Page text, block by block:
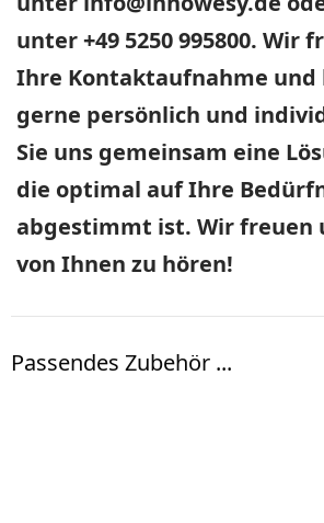
unter +49 5250 995800. Wir
Ihre Kontaktaufnahme und
gerne persönlich und
Sie uns gemeinsam eine
die optimal auf Ihre
abgestimmt ist. Wir freuen
von Ihnen zu hören!
Passendes Zubehör ...